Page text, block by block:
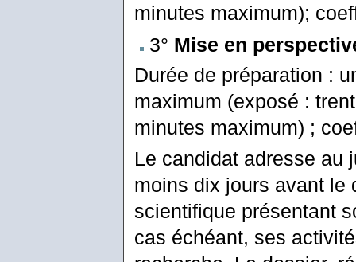
minutes maximum);
3° Mise en
Durée de préparation :
maximum (exposé :
minutes maximum) ;
Le candidat adresse au
moins dix jours avant le
scientifique présentant
cas échéant, ses